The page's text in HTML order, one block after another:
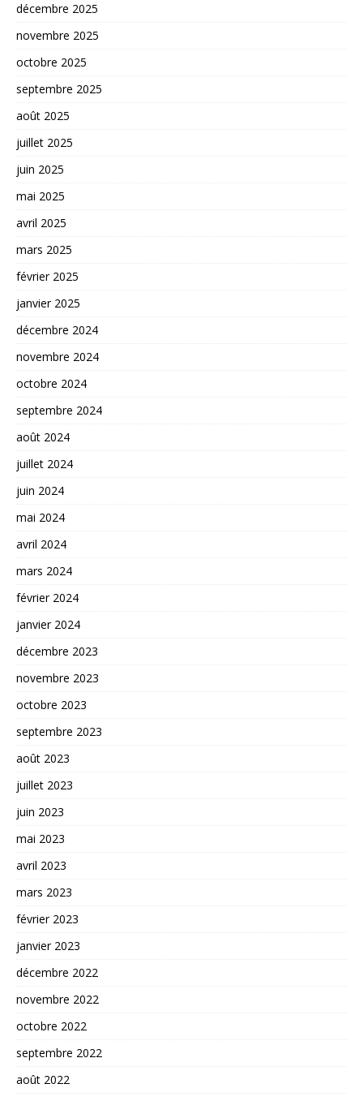
décembre 2025
novembre 2025
octobre 2025
septembre 2025
août 2025
juillet 2025
juin 2025
mai 2025
avril 2025
mars 2025
février 2025
janvier 2025
décembre 2024
novembre 2024
octobre 2024
septembre 2024
août 2024
juillet 2024
juin 2024
mai 2024
avril 2024
mars 2024
février 2024
janvier 2024
décembre 2023
novembre 2023
octobre 2023
septembre 2023
août 2023
juillet 2023
juin 2023
mai 2023
avril 2023
mars 2023
février 2023
janvier 2023
décembre 2022
novembre 2022
octobre 2022
septembre 2022
août 2022